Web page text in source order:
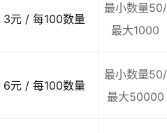
3元 / 每100数量
最小数量50/
最大1000
6元 / 每100数量
最小数量50/
最大50000